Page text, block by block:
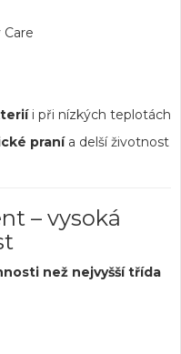
i při nízkých teplotách
pranía delší životnost
– vysoká
než nejvyšší třída